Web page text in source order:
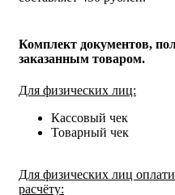
Комплект документов,
заказанным товаром.
Для физических лиц:
Кассовый чек
Товарный чек
Для физических лиц
расчёту: